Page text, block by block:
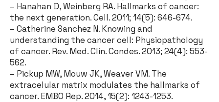
– Hanahan D, Weinberg RA. Hallmarks of cancer:
the next generation. Cell. 2011; 14(5): 646-674.
– Catherine Sanchez N. Knowing and
understanding the cancer cell: Physiopathology
of cancer. Rev. Med. Clin. Condes. 2013; 24(4): 553-
562.
– Pickup MW, Mouw JK, Weaver VM. The
extracelular matrix modulates the hallmarks of
cancer. EMBO Rep. 2014, 15(2): 1243-1253.